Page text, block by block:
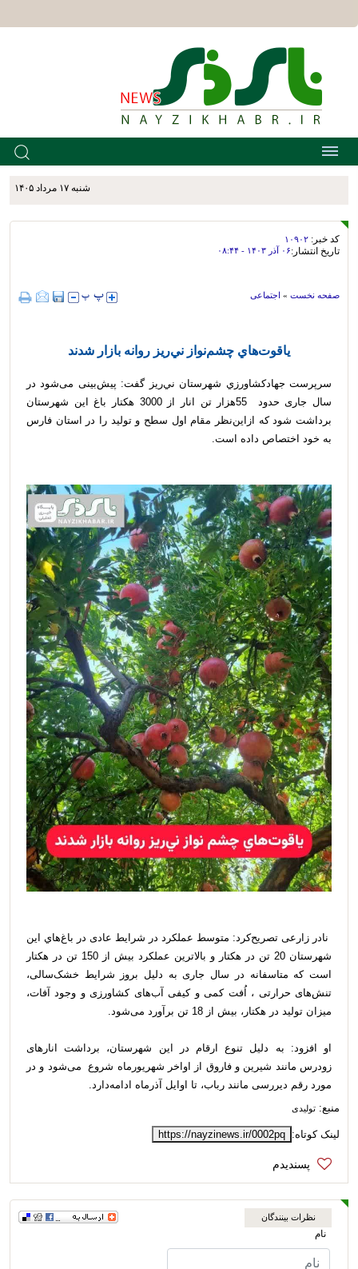
شنبه ۱۷ مرداد ۱۴۰۵
کد خبر: ۱۰۹۰۲
تاریخ انتشار:۰۶ آذر ۱۴۰۳ - ۰۸:۴۴
صفحه نخست » اجتماعی
ياقوت‌هاي چشم‌نواز ني‌ريز روانه بازار شدند
سرپرست جهادكشاورزي شهرستان ني‌ريز گفت: پیش‌بینی می‌شود در
سال جاری حدود 55هزار تن انار از 3000 هكتار باغ اين شهرستان
برداشت شود كه از‌اين‌نظر مقام اول سطح و توليد را در استان فارس
به خود اختصاص داده است.
نادر زارعی تصریح‌کرد: متوسط عملكرد در شرایط عادی در باغ‌هاي اين
شهرستان 20 تن در هكتار و بالاترين عملكرد بيش از 150 تن در هكتار
است که متاسفانه در سال جاری به دلیل بروز شرایط خشک‌سالی،
تنش‌های حرارتی ، اُفت کمی و کیفی آب‌های کشاورزی و وجود آفات،
میزان تولید در هکتار، بیش از 18 تن برآورد می‌شود.
او افزود: به دلیل تنوع ارقام در این شهرستان، برداشت انارهای
زودرس مانند شیرین و فاروق از اواخر شهریورماه شروع می‌شود و در
مورد رقم دیررسی مانند رباب، تا اوایل آذرماه ادامه‌دارد.
منبع: تولیدی
لینک کوتاه: https://nayzinews.ir/0002pq
نظرات بینندگان
نام